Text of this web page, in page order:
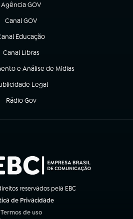
Agência GOV
(abre em nova aba)
Canal GOV
(abre em nova aba)
Educação
em nova aba)
Canal Libras
(abre em nova aba)
e Análise de Mídias
aba)
Legal
em nova aba)
Rádio Gov
(abre em nova aba)
reservados pela EBC
de Privacidade
Termos de uso